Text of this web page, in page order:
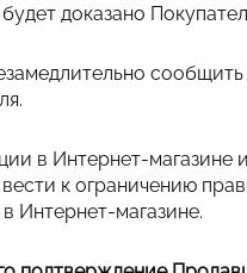
доказано
в Интернет-
к ограничению
Интернет-магазине.